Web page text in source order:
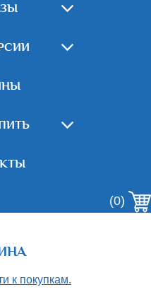
(0)
к покупкам.